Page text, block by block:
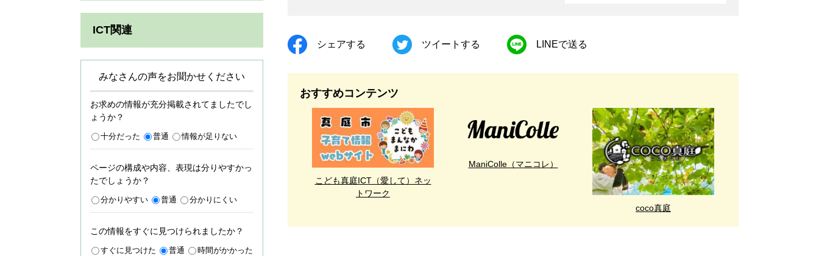
シェアする ツイートする LINEで送る
おすすめコンテンツ
こども真庭ICT（愛して）ネッ
トワーク
ManiColle（マニコレ）
coco真庭
ICT関連
みなさんの声をお聞かせください
お求めの情報が充分掲載されてましたでし
ょうか？
十分だった 普通 情報が足りない
ページの構成や内容、表現は分りやすかっ
たでしょうか？
分かりやすい 普通 分かりにくい
この情報をすぐに見つけられましたか？
すぐに見つけた 普通 時間がかかった